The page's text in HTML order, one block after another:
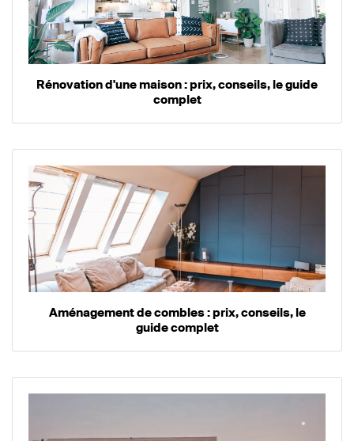
Rénovation d'une maison : prix, conseils, le guide
complet
Aménagement de combles : prix, conseils, le
guide complet